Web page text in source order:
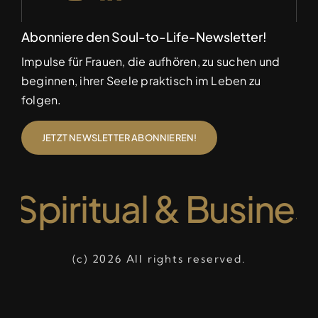
Abonniere den Soul-to-Life-Newsletter!
Impulse für Frauen, die aufhören, zu suchen und
beginnen, ihrer Seele praktisch im Leben zu
folgen.
JETZT NEWSLETTER ABONNIEREN!
Spiritual &
(c) 2026 All rights reserved.